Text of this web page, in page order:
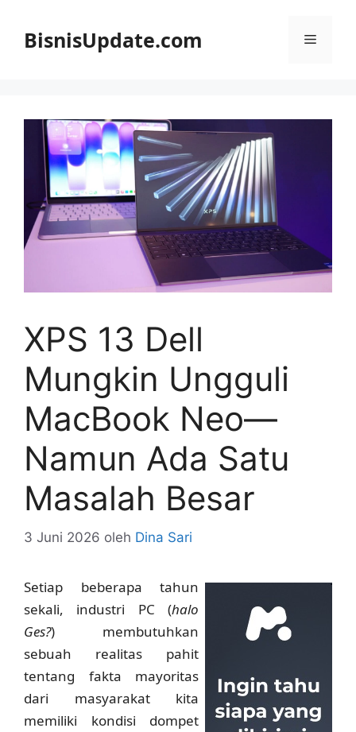
BisnisUpdate.com Menu
XPS 13 Dell
Mungkin Ungguli
MacBook Neo—
Namun Ada Satu
Masalah Besar
3 Juni 2026 oleh Dina Sari
Setiap beberapa tahun
sekali, industri PC (halo
Ges?) membutuhkan
sebuah realitas pahit
tentang fakta mayoritas
dari masyarakat kita
memiliki kondisi dompet